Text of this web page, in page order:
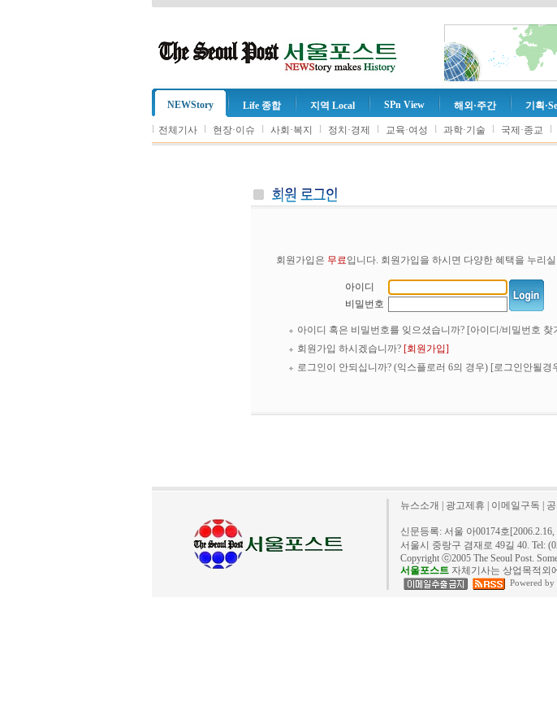
NEWStory Life 종합 지역 Local SPn View 해외·주간 기획
l 전체기사 l 현장·이슈 l 사회·복지 l 정치·경제 l 교육·여성 l 과학·기술 l 국제·종교 l
회원가입은 무료입니다. 회원가입을 하시면 다양한 혜택을 누리
아이디
비밀번호
아이디 혹은 비밀번호를 잊으셨습니까? [아이디/비밀번호 찾
회원가입 하시겠습니까? [회원가입]
로그인이 안되십니까? (익스플로러 6의 경우) [로그인안될경
뉴스소개 광고제휴 이메일구독
신문등록: 서울 아00174호
서울시 중랑구 겸재로 49길 40. Tel:
Copyright ⓒ2005 The Seoul Post.
서울포스트 자체기사는 상업목적외
Powered by